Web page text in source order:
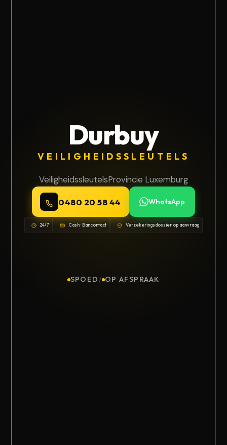
Durbuy
VEILIGHEIDSSLEUTELS
VeiligheidssleutelsProvincie Luxemburg
0480 20 58 44 WhatsApp
24/7 Cash · Bancontact Verzekeringsdossier op aanvraag
SPOED / OP AFSPRAAK